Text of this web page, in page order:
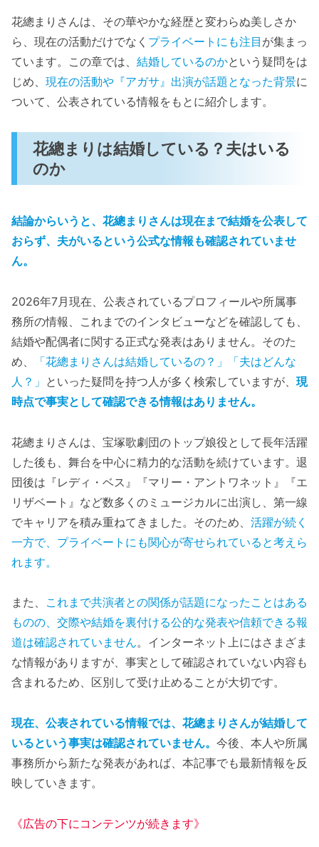
花總まりさんは、その華やかな経歴と変わらぬ美しさか
ら、現在の活動だけでなく プライベートにも注目 が集まっ
ています。この章では、 結婚しているのかという疑問をは
じめ、 現在の活動や『アガサ』出演が話題となった背景に
ついて、公表されている情報をもとに紹介します。
花總まりは結婚している？夫はいる
のか
結論からいうと、花總まりさんは現在まで結婚を公表して
おらず、夫がいるという公式な情報も確認されていませ
ん。
2026年7月現在、公表されているプロフィールや所属事
務所の情報、これまでのインタビューなどを確認しても、
結婚や配偶者に関する正式な発表はありません。そのた
め、
「花總まりさんは結婚しているの？」「夫はどんな
人？」 といった疑問を持つ人が多く検索していますが、 現
時点で事実として確認できる情報はありません。
花總まりさんは、宝塚歌劇団のトップ娘役として長年活躍
した後も、舞台を中心に精力的な活動を続けています。退
団後は『レディ・ベス』『マリー・アントワネット』『エ
リザベート』など数多くのミュージカルに出演し、第一線
でキャリアを積み重ねてきました。そのため、 活躍が続く
一方で、プライベートにも関心が寄せられていると考えら
れます。
また、 これまで共演者との関係が話題になったことはある
ものの、交際や結婚を裏付ける公的な発表や信頼できる報
道は確認されていません。インターネット上にはさまざま
な情報がありますが、事実として確認されていない内容も
含まれるため、区別して受け止めることが大切です。
現在、公表されている情報では、花總まりさんが結婚して
いるという事実は確認されていません。 今後、本人や所属
事務所から新たな発表があれば、本記事でも最新情報を反
映していきます。
《広告の下にコンテンツが続きます》